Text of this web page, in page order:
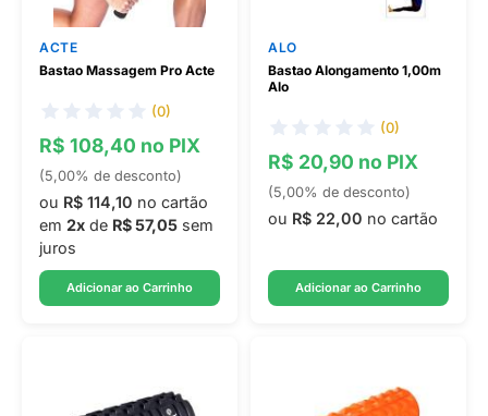
ACTE
Bastao Massagem Pro Acte
(0)
R$ 108,40 no PIX
(5,00% de desconto)
ou R$ 114,10 no cartão
em 2x de R$ 57,05 sem
juros
Adicionar ao Carrinho
ALO
Bastao Alongamento 1,00m
Alo
(0)
R$ 20,90 no PIX
(5,00% de desconto)
ou R$ 22,00 no cartão
Adicionar ao Carrinho